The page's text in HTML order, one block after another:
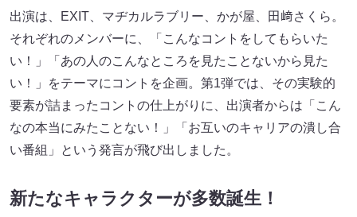
出演は、EXIT、マヂカルラブリー、かが屋、田﨑さくら。
それぞれのメンバーに、「こんなコントをしてもらいた
い！」「あの人のこんなところを見たことないから見た
い！」をテーマにコントを企画。第1弾では、その実験的
要素が詰まったコントの仕上がりに、出演者からは「こん
なの本当にみたことない！」「お互いのキャリアの潰し合
い番組」という発言が飛び出しました。
新たなキャラクターが多数誕生！